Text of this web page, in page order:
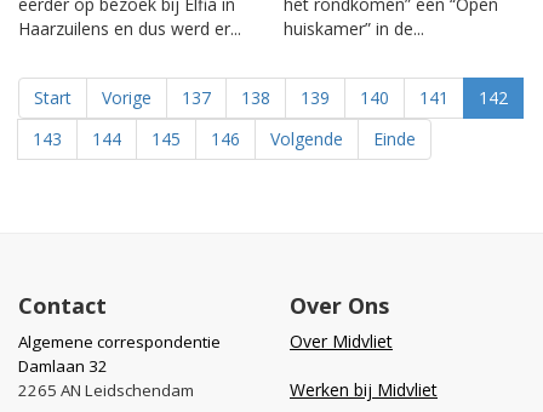
Haarzuilens en dus werd er...
huiskamer” in de...
Start Vorige 137 138 139 140 141
142
143
144 145 146 Volgende Einde
Contact
Algemene correspondentie
Damlaan 32
2265 AN Leidschendam
Over Ons
Over Midvliet
Werken bij Midvliet